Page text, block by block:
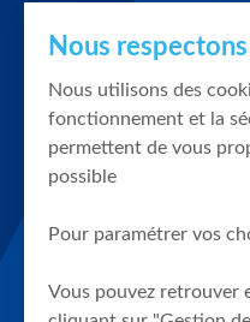
Nous
Nous utilisons des
fonctionnement et la
permettent de vous
possible
Pour paramétrer vos
Vous pouvez retrouver